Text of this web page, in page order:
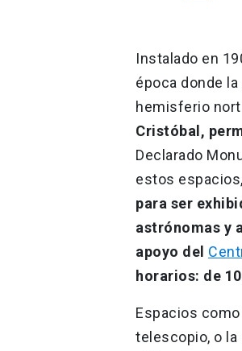
Instalado en
época donde
hemisferio
Cristóbal,
Declarado
estos
para ser
astrónomas y
apoyo del
horarios: de
Espacios
telescopio, o la